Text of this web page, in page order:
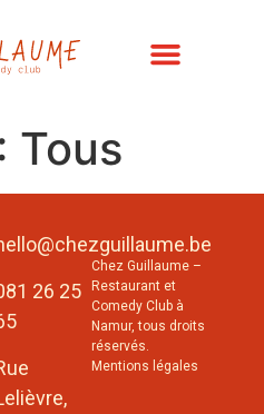
Tous
26 25
Chez Guillaume –
Restaurant et
Comedy Club à
Namur, tous droits
réservés.
Mentions légales